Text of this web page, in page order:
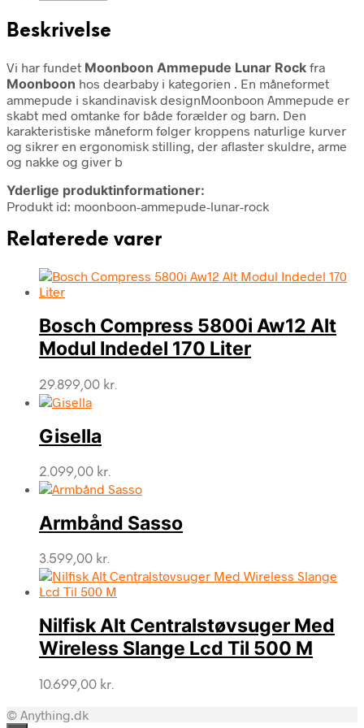
Beskrivelse
Vi har fundet Moonboon Ammepude Lunar Rock fra
Moonboon hos dearbaby i kategorien . En måneformet
ammepude i skandinavisk designMoonboon Ammepude er
skabt med omtanke for både forælder og barn. Den
karakteristiske måneform følger kroppens naturlige kurver
og sikrer en ergonomisk stilling, der aflaster skuldre, arme
og nakke og giver b
Yderlige produktinformationer:
Produkt id: moonboon-ammepude-lunar-rock
Relaterede varer
Bosch Compress 5800i Aw12 Alt
Modul Indedel 170 Liter
29.899,00 kr.
Gisella
2.099,00 kr.
Armbånd Sasso
3.599,00 kr.
Nilfisk Alt Centralstøvsuger Med
Wireless Slange Lcd Til 500 M
10.699,00 kr.
© Anything.dk